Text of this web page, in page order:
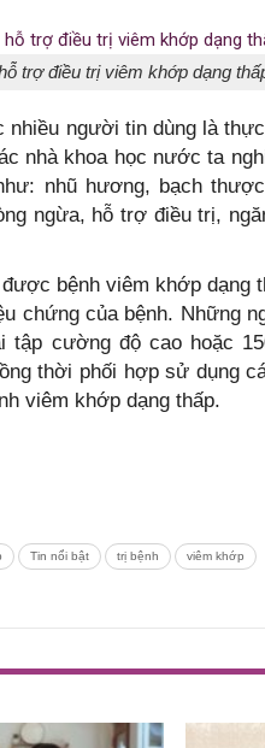
trợ điều trị viêm khớp dạng
người tin dùng là
nhà khoa học nước ta
nhũ hương, bạch
ngừa, hỗ trợ điều trị,
bệnh viêm khớp dạng
chứng của bệnh. Những
tập cường độ cao hoặc
thời phối hợp sử dụng
viêm khớp dạng thấp.
Tin nổi bật trị bệnh viêm khớp